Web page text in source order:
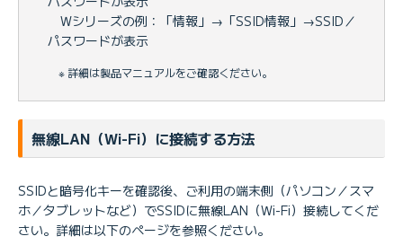
Wシリーズの例：「情報」→「SSID情報」→SSID／
パスワードが表示
※ 詳細は製品マニュアルをご確認ください。
無線LAN（Wi-Fi）に接続する方法
SSIDと暗号化キーを確認後、ご利用の端末側（パソコン／スマ
ホ／タブレットなど）でSSIDに無線LAN（Wi-Fi）接続してくだ
さい。詳細は以下のページを参照ください。